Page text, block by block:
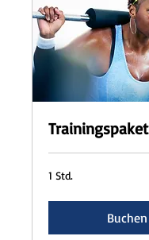
Trainingspaket
1 Std.
Buchen